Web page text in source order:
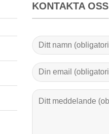
KONTAKTA OSS